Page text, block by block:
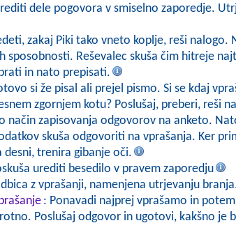
dele pogovora v smiselno zaporedje.
zakaj Piki tako vneto koplje, reši nalogo.
sposobnosti. Reševalec skuša čim hitreje
in nato prepisati.
si že pisal ali prejel pismo. Si se kdaj
zgornjem kotu? Poslušaj, preberi, reši
način zapisovanja odgovorov na anketo.
skuša odgovoriti na vprašanja. Ker
desni, trenira gibanje oči.
urediti besedilo v pravem zaporedju
z vprašanji, namenjena utrjevanju
: Ponavadi najprej vprašamo in
Poslušaj odgovor in ugotovi, kakšno je